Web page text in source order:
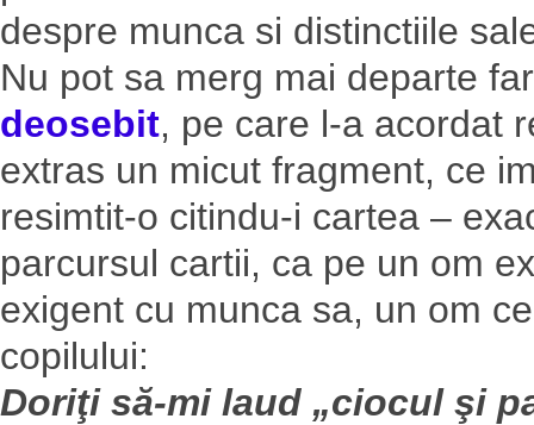
despre munca si distinctiile
Nu pot sa merg mai departe
deosebit, pe care l-a acordat
extras un micut fragment, ce
resimtit-o citindu-i cartea –
parcursul cartii, ca pe un om
exigent cu munca sa, un om
copilului:
Doriţi să-mi laud „ciocul şi